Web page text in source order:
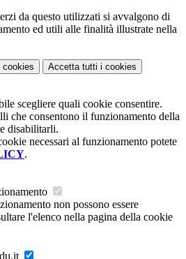
da questo utilizzati si avvalgono di
ed utili alle finalità illustrate nella
cookies Accetta tutti i cookies
scegliere quali cookie consentire.
che consentono il funzionamento della
disabilitarli.
necessari al funzionamento potete
.
non possono essere
l'elenco nella pagina della cookie